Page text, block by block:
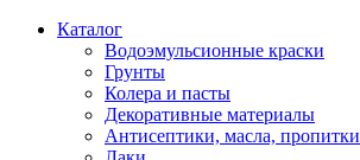
Каталог
Водоэмульсионные краски
Грунты
Колера и пасты
Декоративные материалы
Антисептики, масла, пропитки